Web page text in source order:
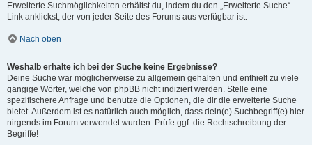
Erweiterte Suchmöglichkeiten erhältst du, indem du den „Erweiterte Suche“-
Link anklickst, der von jeder Seite des Forums aus verfügbar ist.
Nach oben
Weshalb erhalte ich bei der Suche keine Ergebnisse?
Deine Suche war möglicherweise zu allgemein gehalten und enthielt zu viele
gängige Wörter, welche von phpBB nicht indiziert werden. Stelle eine
spezifischere Anfrage und benutze die Optionen, die dir die erweiterte Suche
bietet. Außerdem ist es natürlich auch möglich, dass dein(e) Suchbegriff(e) hier
nirgends im Forum verwendet wurden. Prüfe ggf. die Rechtschreibung der
Begriffe!